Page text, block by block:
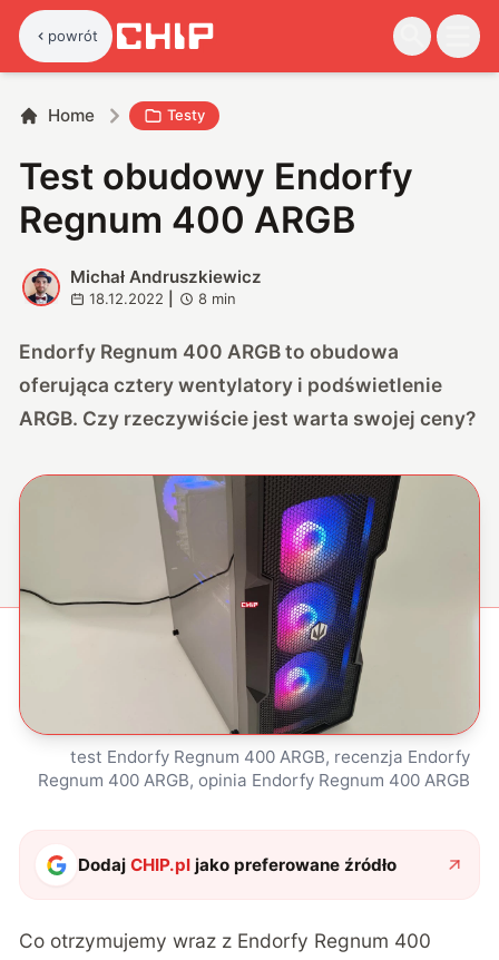
powrót
Home Testy
Test obudowy Endorfy
Regnum 400 ARGB
M
Michał Andruszkiewicz
18.12.2022 8 min
Endorfy Regnum 400 ARGB to obudowa
oferująca cztery wentylatory i podświetlenie
ARGB. Czy rzeczywiście jest warta swojej ceny?
test Endorfy Regnum 400 ARGB, recenzja Endorfy
Regnum 400 ARGB, opinia Endorfy Regnum 400 ARGB
DodajCHIP.pl jako preferowane źródło
Co otrzymujemy wraz z Endorfy Regnum 400